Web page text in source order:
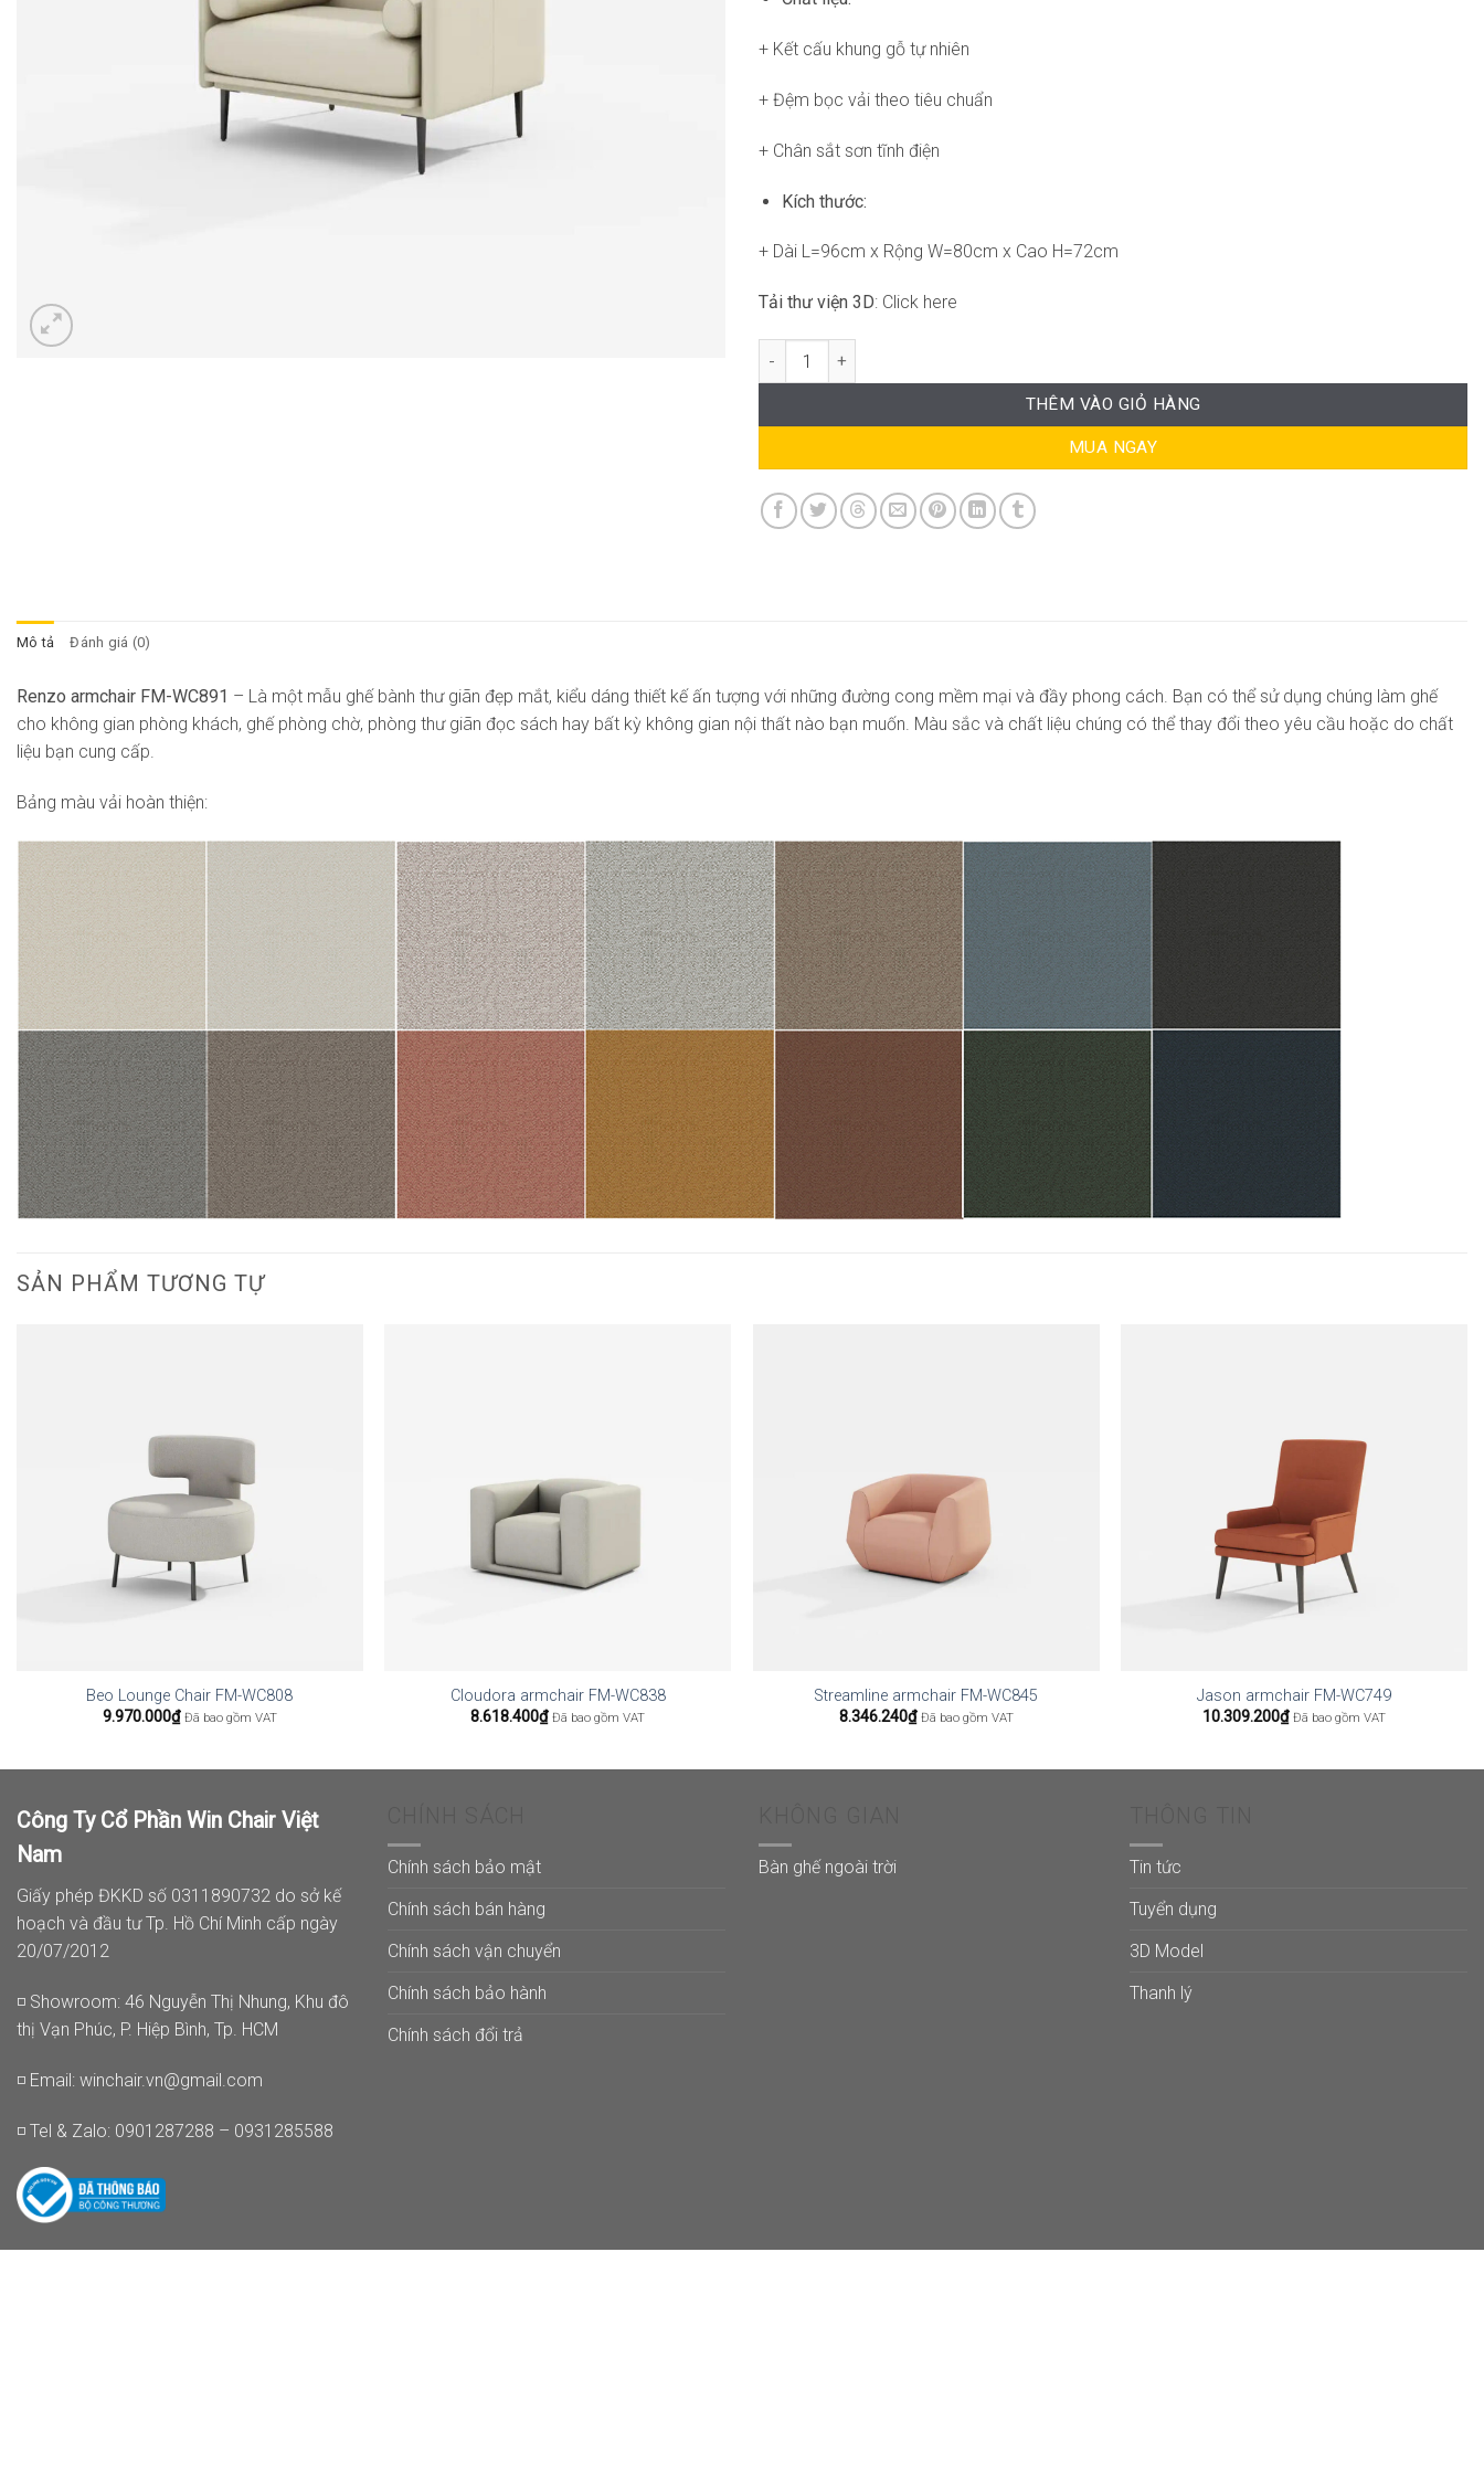
+ Kết cấu khung gỗ tự nhiên
+ Đệm bọc vải theo tiêu chuẩn
+ Chân sắt sơn tĩnh điện
Kích thước:
+ Dài L=96cm x Rộng W=80cm x Cao H=72cm
Tải thư viện 3D: Click here
Renzo armchair FM-WC891 số lượng
THÊM VÀO GIỎ HÀNG
MUA NGAY
Mô tả Đánh giá (0)
Renzo armchair FM-WC891 – Là một mẫu ghế bành thư giãn đẹp mắt, kiểu dáng thiết kế ấn tượng với những đường cong mềm mại và đầy phong cách. Bạn có thể sử dụng chúng làm ghế
cho không gian phòng khách, ghế phòng chờ, phòng thư giãn đọc sách hay bất kỳ không gian nội thất nào bạn muốn. Màu sắc và chất liệu chúng có thể thay đổi theo yêu cầu hoặc do chất
liệu bạn cung cấp.
Bảng màu vải hoàn thiện:
SẢN PHẨM TƯƠNG TỰ
Beo Lounge Chair FM-WC808
9.970.000₫ Đã bao gồm VAT
Cloudora armchair FM-WC838
8.618.400₫ Đã bao gồm VAT
Streamline armchair FM-WC845
8.346.240₫ Đã bao gồm VAT
Jason armchair FM-WC749
10.309.200₫ Đã bao gồm VAT
Công Ty Cổ Phần Win Chair Việt
Nam
Giấy phép ĐKKD số 0311890732 do sở kế
hoạch và đầu tư Tp. Hồ Chí Minh cấp ngày
20/07/2012
◽ Showroom: 46 Nguyễn Thị Nhung, Khu đô
thị Vạn Phúc, P. Hiệp Bình, Tp. HCM
◽ Email: winchair.vn@gmail.com
◽ Tel & Zalo: 0901287288 – 0931285588
Chính sách bảo mật
Chính sách bán hàng
Chính sách vận chuyển
Chính sách bảo hành
Chính sách đổi trả
Bàn ghế ngoài trời
Tin tức
Tuyển dụng
3D Model
Thanh lý